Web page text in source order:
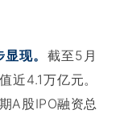
现。 截至5月
近4.1万亿元。
A股IPO融资总